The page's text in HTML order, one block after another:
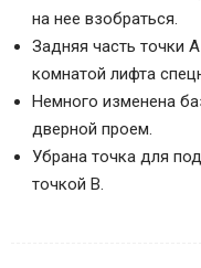
на нее взобраться.
Задняя часть точки
комнатой лифта
Немного изменена
дверной проем.
Убрана точка для
точкой В.